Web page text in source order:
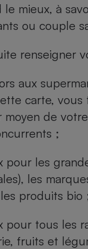
mieux, à
ou couple
renseigner
aux
carte, vous
de
;
pour les
les
produits bio
pour tous les
fruits et